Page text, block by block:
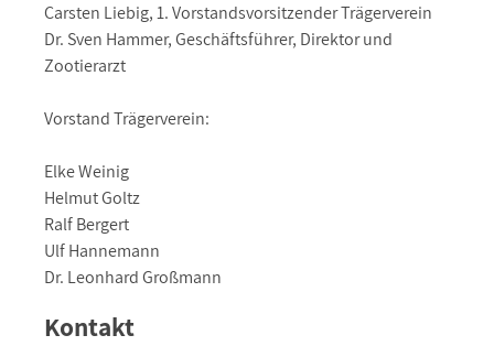
Carsten Liebig, 1. Vorstandsvorsitzender Trägerverein
Dr. Sven Hammer, Geschäftsführer, Direktor und
Zootierarzt
Vorstand Trägerverein:
Elke Weinig
Helmut Goltz
Ralf Bergert
Ulf Hannemann
Dr. Leonhard Großmann
Kontakt